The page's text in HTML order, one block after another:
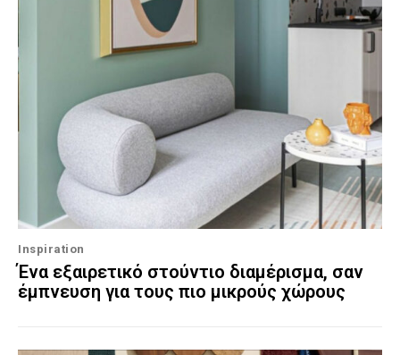
Inspiration
Ένα εξαιρετικό στούντιο διαμέρισμα, σαν
έμπνευση για τους πιο μικρούς χώρους